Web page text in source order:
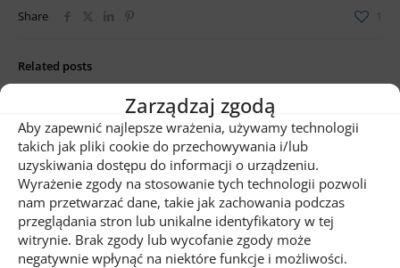
Zarządzaj zgodą
Aby zapewnić najlepsze wrażenia, używamy technologii
takich jak pliki cookie do przechowywania i/lub
uzyskiwania dostępu do informacji o urządzeniu.
Wyrażenie zgody na stosowanie tych technologii pozwoli
nam przetwarzać dane, takie jak zachowania podczas
przeglądania stron lub unikalne identyfikatory w tej
witrynie. Brak zgody lub wycofanie zgody może
negatywnie wpłynąć na niektóre funkcje i możliwości.
Share
Related posts